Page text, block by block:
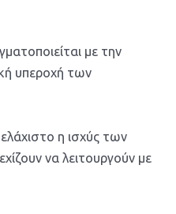
με την
υπεροχή των
η ισχύς των
να λειτουργούν με